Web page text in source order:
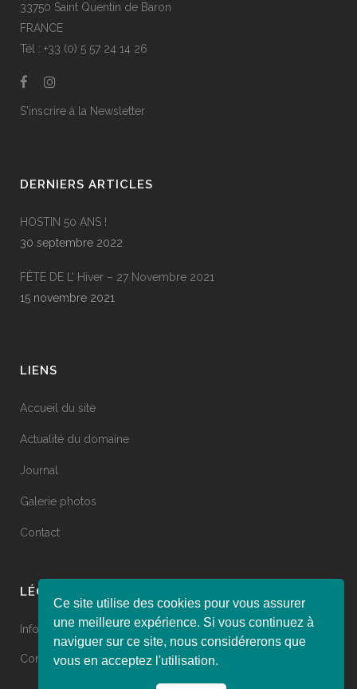
33750 Saint Quentin de Baron
FRANCE
Tél : +33 (0) 5 57 24 14 26
S'inscrire à la Newsletter
DERNIERS ARTICLES
HOSTIN 50 ANS !
30 septembre 2022
FÊTE DE L’ Hiver – 27 Novembre 2021
15 novembre 2021
LIENS
Accueil du site
Actualité du domaine
Journal
Galerie photos
Contact
LÉGAL
Informations légales
Conditions de vente
Ce site utilise des cookies pour vous assurer
une meilleure expérience. Si vous continuez à
naviguer sur ce site, nous considérerons que
vous en acceptez l'utilisation.